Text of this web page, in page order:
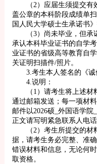
（2）应届生须提交有
盖公章的本科阶段成绩单
国人民大学硕士生承诺书
（3）尚未毕业，但承
承认本科毕业证书的自学
业证书的省级高等教育自
关证明扫描件/照片。
3.考生本人签名的《诚
4.说明：
（1）请考生将上述材
通过邮箱发送；每一项材
邮件以2026硕_外国语学
正文请写明紧急联系人电话
（2）考生所提交的材
据，请考生务必完整、准
错误材料和信息，无论何
取资格。